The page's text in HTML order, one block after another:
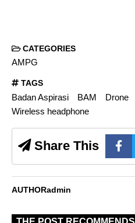
CATEGORIES
AMPG
TAGS
Badan Aspirasi BAM Drone
Wireless headphone
Share This
AUTHORadmin